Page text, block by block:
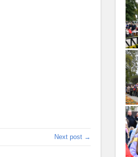
Next post →